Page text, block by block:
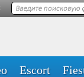
Escort